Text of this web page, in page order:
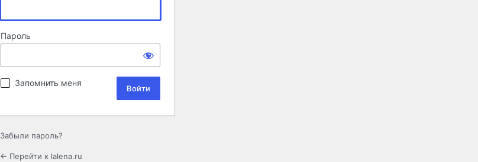
Пароль
Запомнить меня
Забыли пароль?
← Перейти к lalena.ru